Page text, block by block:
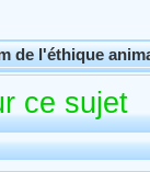
de l'éthique
ce sujet